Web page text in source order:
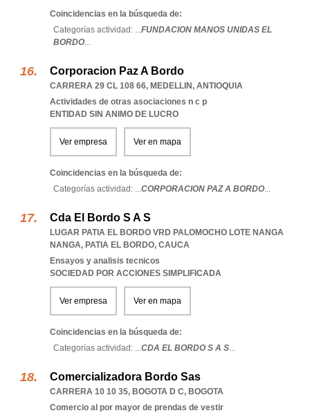
Coincidencias en la búsqueda de:
Categorías actividad: ...FUNDACION MANOS UNIDAS EL
BORDO...
Corporacion Paz A Bordo
CARRERA 29 CL 108 66, MEDELLIN, ANTIOQUIA
Actividades de otras asociaciones n c p
ENTIDAD SIN ANIMO DE LUCRO
Ver empresa Ver en mapa
Coincidencias en la búsqueda de:
Categorías actividad: ...CORPORACION PAZ A BORDO...
Cda El Bordo S A S
LUGAR PATIA EL BORDO VRD PALOMOCHO LOTE NANGA
NANGA, PATIA EL BORDO, CAUCA
Ensayos y analisis tecnicos
SOCIEDAD POR ACCIONES SIMPLIFICADA
Ver empresa Ver en mapa
Coincidencias en la búsqueda de:
Categorías actividad: ...CDA EL BORDO S A S...
Comercializadora Bordo Sas
CARRERA 10 10 35, BOGOTA D C, BOGOTA
Comercio al por mayor de prendas de vestir